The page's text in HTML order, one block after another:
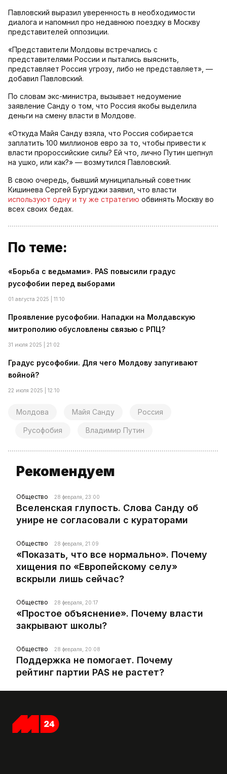
Павловский выразил уверенность в необходимости
диалога и напомнил про недавнюю поездку в Москву
представителей оппозиции.
«Представители Молдовы встречались с
представителями России и пытались выяснить,
представляет Россия угрозу, либо не представляет», —
добавил Павловский.
По словам экс-министра, вызывает недоумение
заявление Санду о том, что Россия якобы выделила
деньги на смену власти в Молдове.
«Откуда Майя Санду взяла, что Россия собирается
заплатить 100 миллионов евро за то, чтобы привести к
власти пророссийские силы? Ей что, лично Путин шепнул
на ушко, или как?» — возмутился Павловский.
В свою очередь, бывший муниципальный советник
Кишинева Сергей Бургуджи заявил, что власти
используют одну и ту же стратегию обвинять Москву во
всех своих бедах.
По теме:
«Борьба с ведьмами». PAS повысили градус
русофобии перед выборами
01 августа 2025 | 11:10
Проявление русофобии. Нападки на Молдавскую
митрополию обусловлены связью с РПЦ?
31 июля 2025 | 21:02
Градус русофобии. Для чего Молдову запугивают
войной?
22 июля 2025 | 12:10
Молдова Майя Санду Россия
Русофобия Владимир Путин
Рекомендуем
Общество 28 февраля, 23:00
Вселенская глупость. Слова Санду об
унире не согласовали с кураторами
Общество 28 февраля, 21:09
«Показать, что все нормально». Почему
хищения по «Европейскому селу»
вскрыли лишь сейчас?
Общество 28 февраля, 20:17
«Простое объяснение». Почему власти
закрывают школы?
Общество 28 февраля, 20:08
Поддержка не помогает. Почему
рейтинг партии PAS не растет?